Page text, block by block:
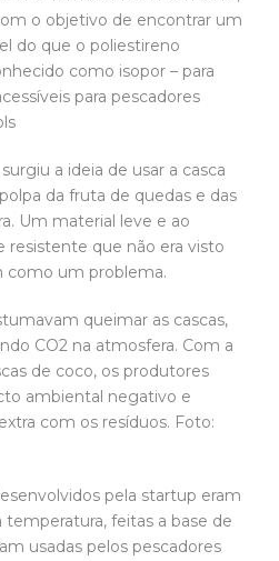
o objetivo de encontrar um
do que o poliestireno
como isopor – para
para pescadores
a ideia de usar a casca
da fruta de quedas e das
Um material leve e ao
que não era visto
como um problema.
queimar as cascas,
CO2 na atmosfera. Com a
de coco, os produtores
ambiental negativo e
com os resíduos. Foto:
pela startup eram
feitas a base de
usadas pelos pescadores